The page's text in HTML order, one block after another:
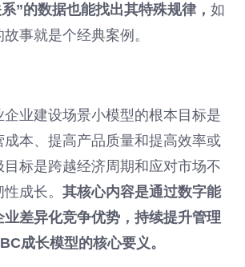
”的数据也能找出其特殊规律，如
事就是个经典案例。
业建设场景小模型的根本目标是
成本、提高产品质量和提高效率或
标是跨越经济周期和应对市场不
性成长。其核心内容是通过数字能
业差异化竞争优势，持续提升管理
成长模型的核心要义。